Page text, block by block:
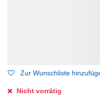
Zur Wunschliste
Nicht vorrätig